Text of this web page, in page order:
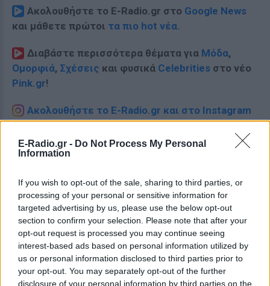
E-Radio.gr - Do Not Process My Personal
Information
If you wish to opt-out of the sale, sharing to third parties, or
processing of your personal or sensitive information for
targeted advertising by us, please use the below opt-out
section to confirm your selection. Please note that after your
opt-out request is processed you may continue seeing
interest-based ads based on personal information utilized by
us or personal information disclosed to third parties prior to
your opt-out. You may separately opt-out of the further
disclosure of your personal information by third parties on the
Ακολουθήστε το E-Radio.gr στο Google News
και μάθετε πρώτοι τα πιο hot νέα.
Διαβάστε περισσότερα θέματα για Μόδα,
Ομορφιά, Σχέσεις και φυσικά Celebrities στο νέο
Pink.gr!
Ακολουθήστε το E-Radio.gr και στο Instagram